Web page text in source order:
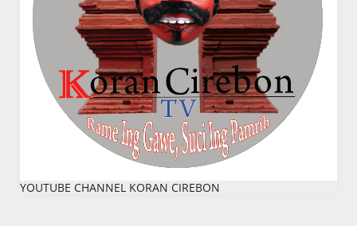
YOUTUBE CHANNEL KORAN CIREBON